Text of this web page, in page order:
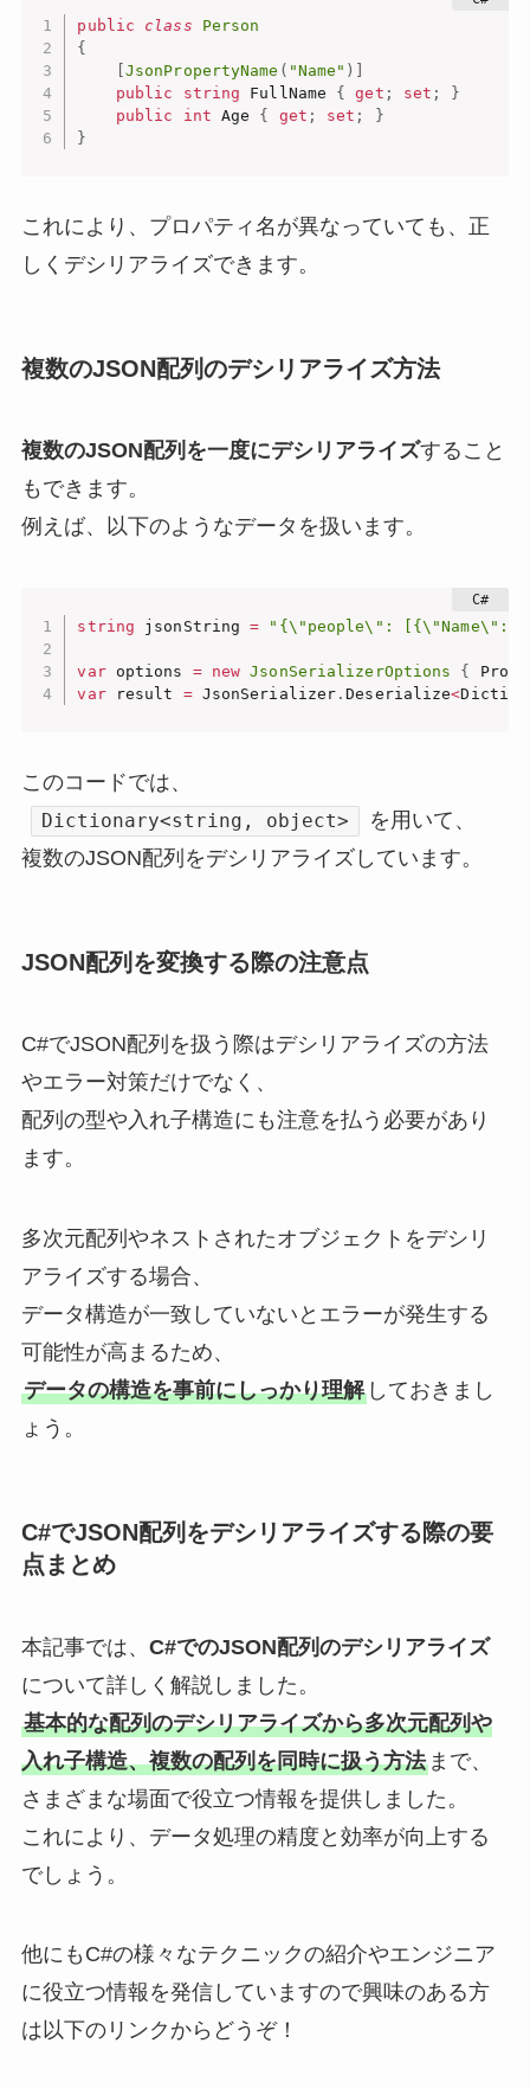
public class
Person
{
JsonPropertyName ( "Name" )
public
string FullName { get ; set ;
}
public
int Age { get ; set ;
}
}
これにより、プロパティ名が異なっていても、正
しくデシリアライズできます。
複数のJSON配列のデシリアライズ方法
複数のJSON配列を一度にデシリアライズすること
もできます。
例えば、以下のようなデータを扱います。
string jsonString = "{\"people\": [{\"Name\":
var options = new JsonSerializerOptions {
var result = JsonSerializer .Deserialize<
このコードでは、
Dictionary<string, object>
を用いて、
複数のJSON配列をデシリアライズしています。
JSON配列を変換する際の注意点
C#でJSON配列を扱う際はデシリアライズの方法
やエラー対策だけでなく、
配列の型や入れ子構造にも注意を払う必要があり
ます。
多次元配列やネストされたオブジェクトをデシリ
アライズする場合、
データ構造が一致していないとエラーが発生する
可能性が高まるため、
データの構造を事前にしっかり理解しておきまし
ょう。
C#でJSON配列をデシリアライズする際の要
点まとめ
本記事では、 C#でのJSON配列のデシリアライズ
について詳しく解説しました。
基本的な配列のデシリアライズから多次元配列や
入れ子構造、複数の配列を同時に扱う方法まで、
さまざまな場面で役立つ情報を提供しました。
これにより、データ処理の精度と効率が向上する
でしょう。
他にもC#の様々なテクニックの紹介やエンジニア
に役立つ情報を発信していますので興味のある方
は以下のリンクからどうぞ！